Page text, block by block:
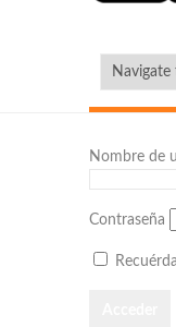
Nombre de
Contraseña